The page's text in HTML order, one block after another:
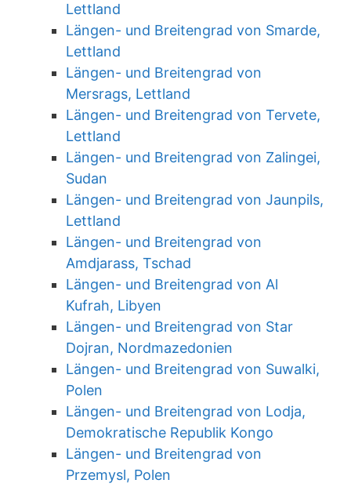
Lettland
Längen- und Breitengrad von Smarde,
Lettland
Längen- und Breitengrad von
Mersrags, Lettland
Längen- und Breitengrad von Tervete,
Lettland
Längen- und Breitengrad von Zalingei,
Sudan
Längen- und Breitengrad von Jaunpils,
Lettland
Längen- und Breitengrad von
Amdjarass, Tschad
Längen- und Breitengrad von Al
Kufrah, Libyen
Längen- und Breitengrad von Star
Dojran, Nordmazedonien
Längen- und Breitengrad von Suwalki,
Polen
Längen- und Breitengrad von Lodja,
Demokratische Republik Kongo
Längen- und Breitengrad von
Przemysl, Polen